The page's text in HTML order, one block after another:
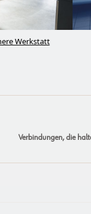
Werkstatt
Verbindungen, die